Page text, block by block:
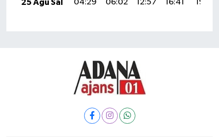
25 Ağu Sal
04:29 06:02 12:57 16:41 19:42